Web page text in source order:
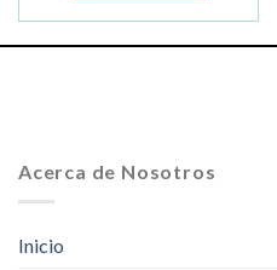
Acerca de Nosotros
Inicio